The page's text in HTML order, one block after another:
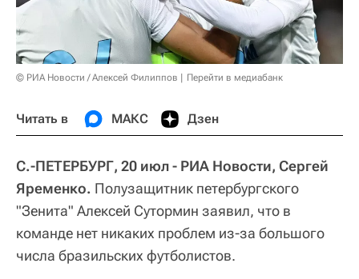
© РИА Новости / Алексей Филиппов Перейти в медиабанк
Читать в МАКС Дзен
С.-ПЕТЕРБУРГ, 20 июл - РИА Новости, Сергей
Яременко. Полузащитник петербургского
"Зенита" Алексей Сутормин заявил, что в
команде нет никаких проблем из-за большого
числа бразильских футболистов.